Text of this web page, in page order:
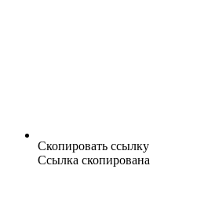
Скопировать ссылку
Ссылка скопирована